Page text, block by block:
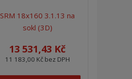
s
s
SRM 18x160 3.1.13 na
sokl (3D)
13 531,43 Kč
11 183,00 Kč bez DPH